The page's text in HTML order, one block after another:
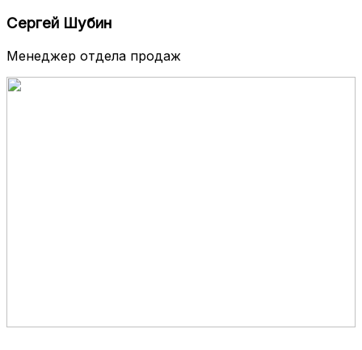
Сергей Шубин
Менеджер отдела продаж